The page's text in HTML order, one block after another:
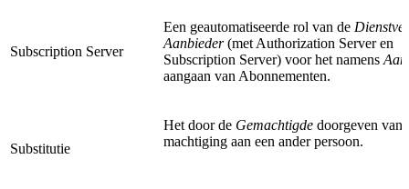
Subscription Server
Een geautomatiseerde rol van de
Aanbieder(met Authorization Server en
Subscription Server) voor het namens
aangaan van Abonnementen.
Substitutie
Het door de Gemachtigde doorgeven van
machtiging aan een ander persoon.